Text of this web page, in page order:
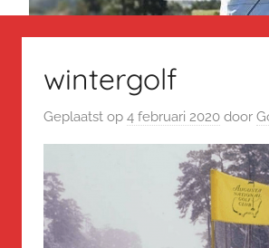
wintergolf
Geplaatst op 4 februari 2020 door